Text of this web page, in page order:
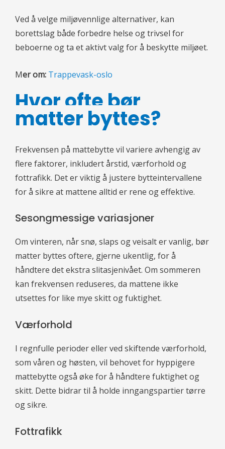
Ved å velge miljøvennlige alternativer, kan
borettslag både forbedre helse og trivsel for
beboerne og ta et aktivt valg for å beskytte miljøet.
Mer om: Trappevask-oslo
Hvor ofte bør
matter byttes?
Frekvensen på mattebytte vil variere avhengig av
flere faktorer, inkludert årstid, værforhold og
fottrafikk. Det er viktig å justere bytteintervallene
for å sikre at mattene alltid er rene og effektive.
Sesongmessige variasjoner
Om vinteren, når snø, slaps og veisalt er vanlig, bør
matter byttes oftere, gjerne ukentlig, for å
håndtere det ekstra slitasjenivået. Om sommeren
kan frekvensen reduseres, da mattene ikke
utsettes for like mye skitt og fuktighet.
Værforhold
I regnfulle perioder eller ved skiftende værforhold,
som våren og høsten, vil behovet for hyppigere
mattebytte også øke for å håndtere fuktighet og
skitt. Dette bidrar til å holde inngangspartier tørre
og sikre.
Fottrafikk